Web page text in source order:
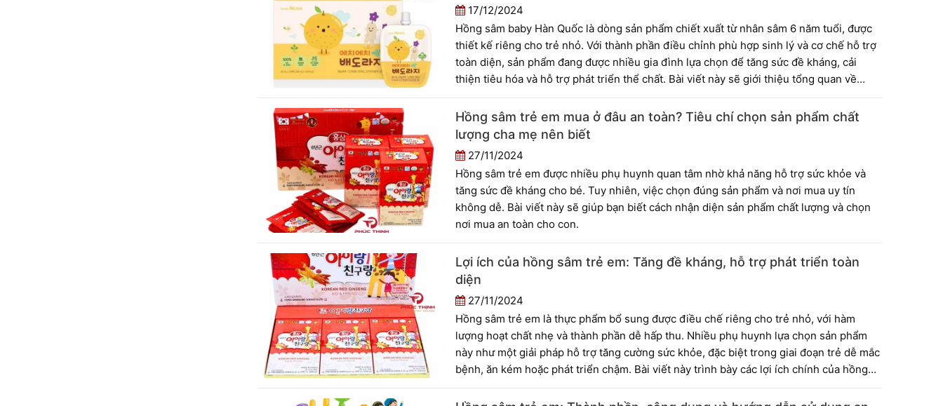
17/12/2024
Hồng sâm baby Hàn Quốc là dòng sản phẩm chiết xuất từ nhân sâm 6 năm tuổi, được
thiết kế riêng cho trẻ nhỏ. Với thành phần điều chỉnh phù hợp sinh lý và cơ chế hỗ trợ
toàn diện, sản phẩm đang được nhiều gia đình lựa chọn để tăng sức đề kháng, cải
thiện tiêu hóa và hỗ trợ phát triển thể chất. Bài viết này sẽ giới thiệu tổng quan về
sóc sức khỏe trẻ nhỏ.
Hồng sâm trẻ em mua ở đâu an toàn? Tiêu chí chọn sản phẩm chất
lượng cha mẹ nên biết
27/11/2024
Hồng sâm trẻ em được nhiều phụ huynh quan tâm nhờ khả năng hỗ trợ sức khỏe và
tăng sức đề kháng cho bé. Tuy nhiên, việc chọn đúng sản phẩm và nơi mua uy tín
không dễ. Bài viết này sẽ giúp bạn biết cách nhận diện sản phẩm chất lượng và chọn
nơi mua an toàn cho con.
Lợi ích của hồng sâm trẻ em: Tăng đề kháng, hỗ trợ phát triển toàn
diện
27/11/2024
Hồng sâm trẻ em là thực phẩm bổ sung được điều chế riêng cho trẻ nhỏ, với hàm
lượng hoạt chất nhẹ và thành phần dễ hấp thu. Nhiều phụ huynh lựa chọn sản phẩm
này như một giải pháp hỗ trợ tăng cường sức khỏe, đặc biệt trong giai đoạn trẻ dễ mắc
bệnh, ăn kém hoặc phát triển chậm. Bài viết này trình bày các lợi ích chính của hồng
cho bé.